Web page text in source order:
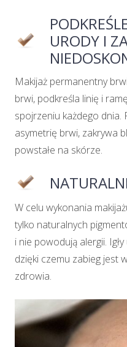
URODY I
Makijaż permanentny
brwi, podkreśla linię i
spojrzeniu każdego dnia.
asymetrię brwi, zakrywa
powstałe na skórze.
W celu wykonania
tylko naturalnych
i nie powodują alergii.
dzięki czemu zabieg jest
zdrowia.